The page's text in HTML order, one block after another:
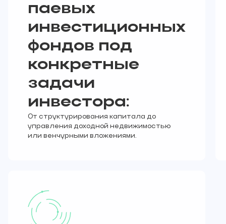
паевых
инвестиционных
фондов под
конкретные
задачи
инвестора:
От структурирования капитала до
управления доходной недвижимостью
или венчурными вложениями.